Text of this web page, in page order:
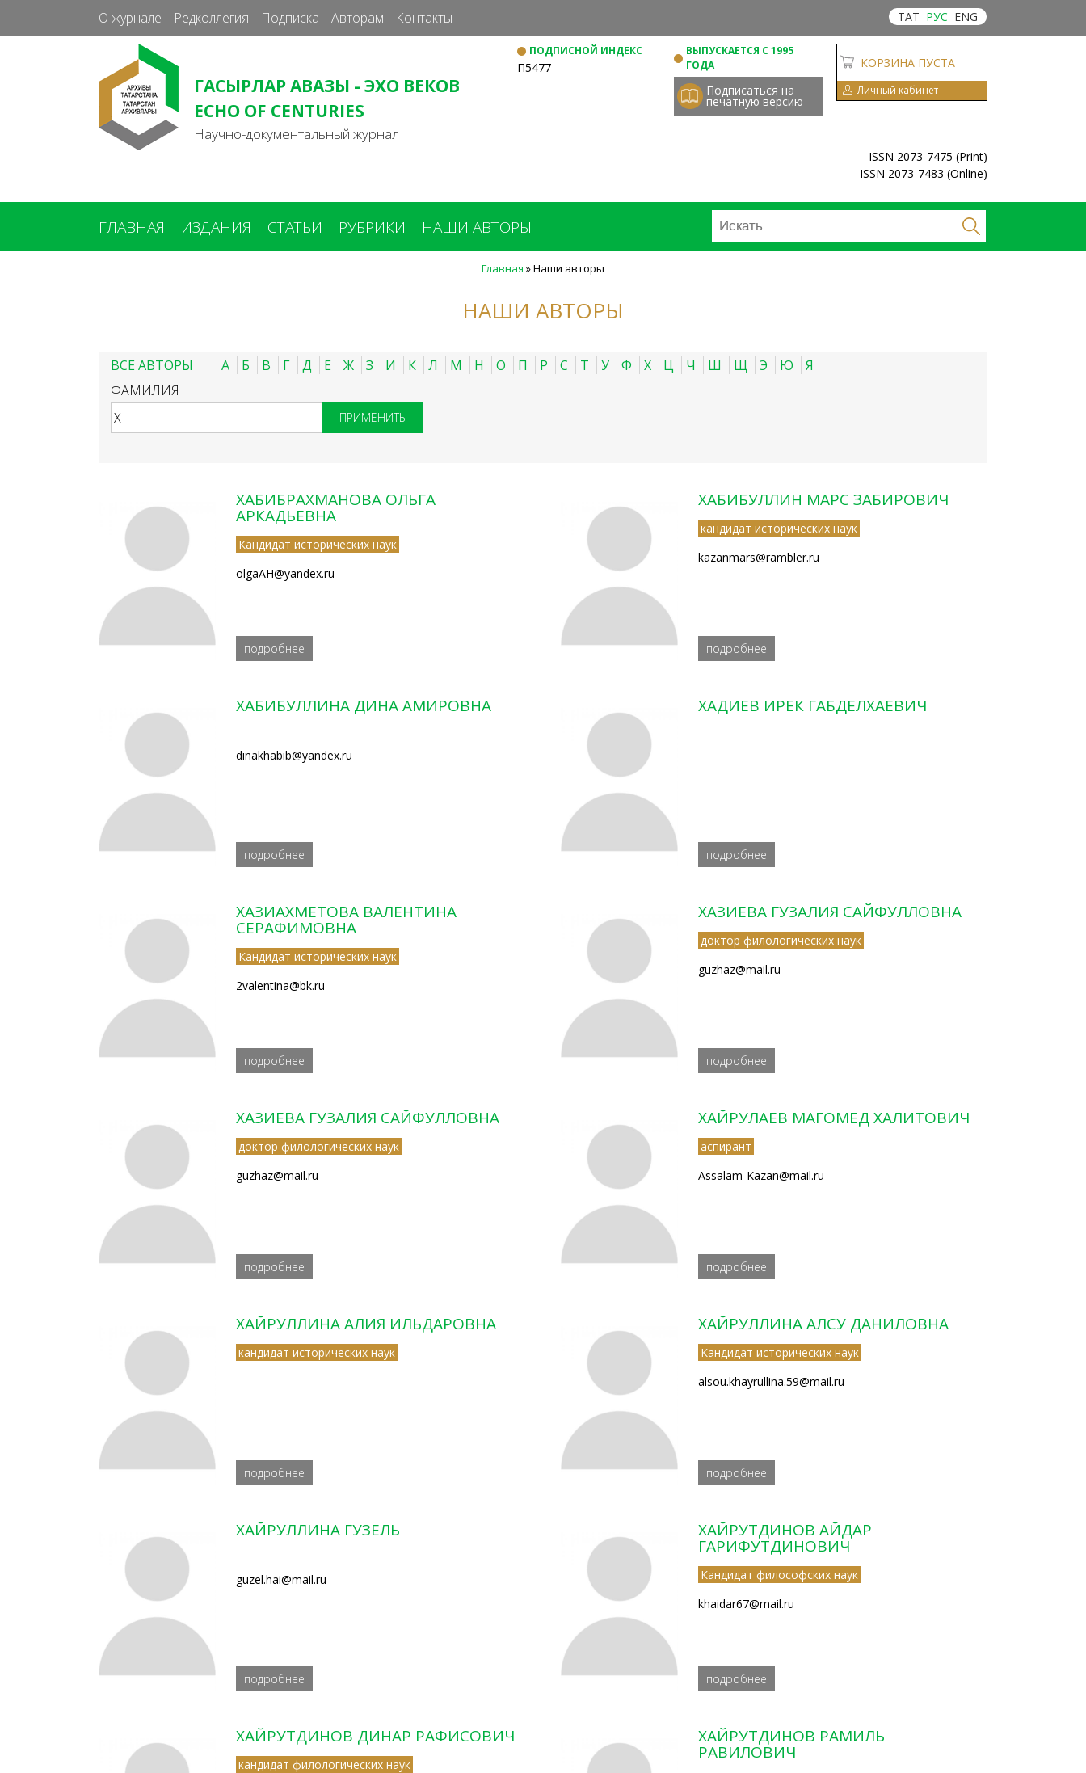
к
основному
О журнале Редколлегия Подписка Авторам Контакты ТАТ РУС ENG
ГАСЫРЛАР АВАЗЫ - ЭХО ВЕКОВ
ECHO OF CENTURIES
Научно-документальный журнал
ПОДПИСНОЙ ИНДЕКС
П5477
ВЫПУСКАЕТСЯ С 1995
ГОДА
Подписаться на
печатную версию
КОРЗИНА ПУСТА
Личный кабинет
ISSN 2073-7475 (Print)
ISSN 2073-7483 (Online)
ГЛАВНАЯ ИЗДАНИЯ СТАТЬИ РУБРИКИ НАШИ АВТОРЫ
Главная »Наши авторы
НАШИ АВТОРЫ
ВСЕ АВТОРЫ А Б В Г Д Е Ж З И К Л М Н О П Р С Т У Ф Х Ц Ч Ш Щ Э Ю
Я
ФАМИЛИЯ
ХАБИБРАХМАНОВА ОЛЬГА
АРКАДЬЕВНА
Кандидат исторических наук
olgaAH@yandex.ru
подробнее
ХАБИБУЛЛИН МАРС ЗАБИРОВИЧ
кандидат исторических наук
kazanmars@rambler.ru
подробнее
ХАБИБУЛЛИНА ДИНА АМИРОВНА
dinakhabib@yandex.ru
подробнее
ХАДИЕВ ИРЕК ГАБДЕЛХАЕВИЧ
подробнее
ХАЗИАХМЕТОВА ВАЛЕНТИНА
СЕРАФИМОВНА
Кандидат исторических наук
2valentina@bk.ru
подробнее
ХАЗИЕВА ГУЗАЛИЯ САЙФУЛЛОВНА
доктор филологических наук
guzhaz@mail.ru
подробнее
ХАЗИЕВА ГУЗАЛИЯ САЙФУЛЛОВНА
доктор филологических наук
guzhaz@mail.ru
подробнее
ХАЙРУЛАЕВ МАГОМЕД ХАЛИТОВИЧ
аспирант
Assalam-Kazan@mail.ru
подробнее
ХАЙРУЛЛИНА АЛИЯ ИЛЬДАРОВНА
кандидат исторических наук
подробнее
ХАЙРУЛЛИНА АЛСУ ДАНИЛОВНА
Кандидат исторических наук
alsou.khayrullina.59@mail.ru
подробнее
ХАЙРУЛЛИНА ГУЗЕЛЬ
guzel.hai@mail.ru
подробнее
ХАЙРУТДИНОВ АЙДАР
ГАРИФУТДИНОВИЧ
Кандидат философских наук
khaidar67@mail.ru
подробнее
ХАЙРУТДИНОВ ДИНАР РАФИСОВИЧ
кандидат филологических наук
ХАЙРУТДИНОВ РАМИЛЬ
РАВИЛОВИЧ